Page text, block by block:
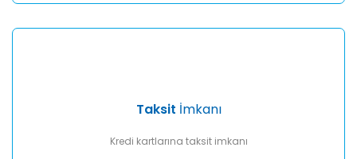
Taksit İmkanı
Kredi kartlarına taksit imkanı